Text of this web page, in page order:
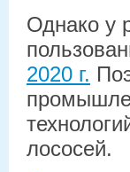
Однако у
2020 г.
лососей.